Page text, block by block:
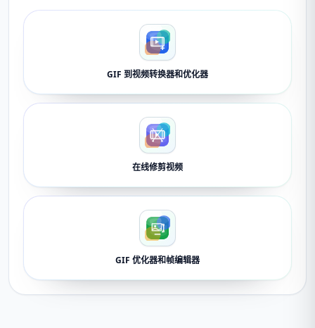
GIF 到视频转换器和优化器
在线修剪视频
GIF 优化器和帧编辑器